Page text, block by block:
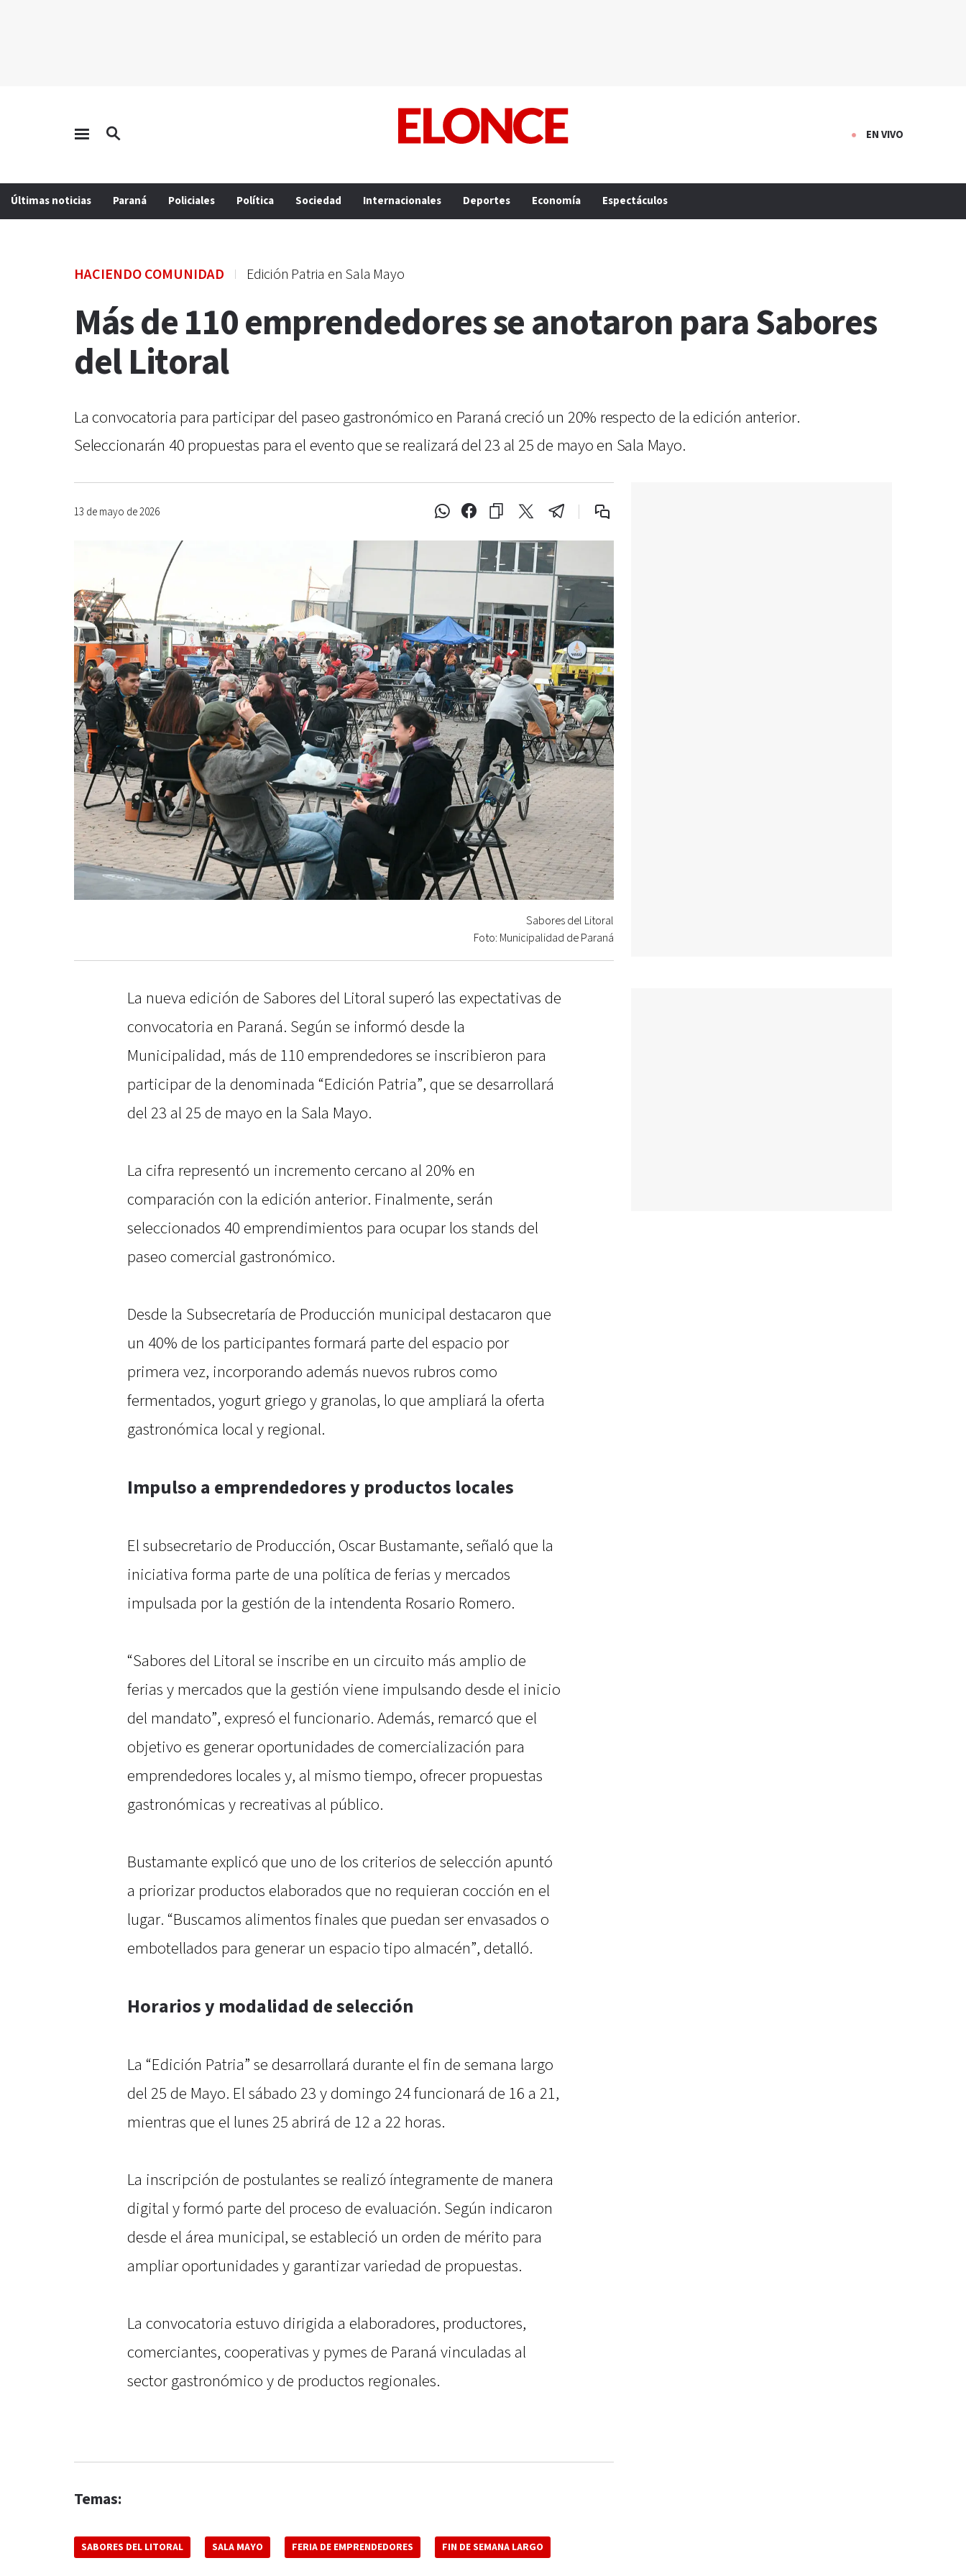
EN VIVO
Últimas noticias Paraná Policiales Política Sociedad Internacionales Deportes Economía Espectáculos
HACIENDO COMUNIDAD Edición Patria en Sala Mayo
Más de 110 emprendedores se anotaron para Sabores
del Litoral
La convocatoria para participar del paseo gastronómico en Paraná creció un 20% respecto de la edición anterior.
Seleccionarán 40 propuestas para el evento que se realizará del 23 al 25 de mayo en Sala Mayo.
13 de mayo de 2026
Sabores del Litoral
Foto: Municipalidad de Paraná
La nueva edición de Sabores del Litoral superó las expectativas de
convocatoria en Paraná. Según se informó desde la
Municipalidad, más de 110 emprendedores se inscribieron para
participar de la denominada “Edición Patria”, que se desarrollará
del 23 al 25 de mayo en la Sala Mayo.
La cifra representó un incremento cercano al 20% en
comparación con la edición anterior. Finalmente, serán
seleccionados 40 emprendimientos para ocupar los stands del
paseo comercial gastronómico.
Desde la Subsecretaría de Producción municipal destacaron que
un 40% de los participantes formará parte del espacio por
primera vez, incorporando además nuevos rubros como
fermentados, yogurt griego y granolas, lo que ampliará la oferta
gastronómica local y regional.
Impulso a emprendedores y productos locales
El subsecretario de Producción, Oscar Bustamante, señaló que la
iniciativa forma parte de una política de ferias y mercados
impulsada por la gestión de la intendenta Rosario Romero.
“Sabores del Litoral se inscribe en un circuito más amplio de
ferias y mercados que la gestión viene impulsando desde el inicio
del mandato”, expresó el funcionario. Además, remarcó que el
objetivo es generar oportunidades de comercialización para
emprendedores locales y, al mismo tiempo, ofrecer propuestas
gastronómicas y recreativas al público.
Bustamante explicó que uno de los criterios de selección apuntó
a priorizar productos elaborados que no requieran cocción en el
lugar. “Buscamos alimentos finales que puedan ser envasados o
embotellados para generar un espacio tipo almacén”, detalló.
Horarios y modalidad de selección
La “Edición Patria” se desarrollará durante el fin de semana largo
del 25 de Mayo. El sábado 23 y domingo 24 funcionará de 16 a 21,
mientras que el lunes 25 abrirá de 12 a 22 horas.
La inscripción de postulantes se realizó íntegramente de manera
digital y formó parte del proceso de evaluación. Según indicaron
desde el área municipal, se estableció un orden de mérito para
ampliar oportunidades y garantizar variedad de propuestas.
La convocatoria estuvo dirigida a elaboradores, productores,
comerciantes, cooperativas y pymes de Paraná vinculadas al
sector gastronómico y de productos regionales.
Temas:
SABORES DEL LITORAL SALA MAYO FERIA DE EMPRENDEDORES FIN DE SEMANA LARGO